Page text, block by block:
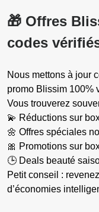
🎁 Offres
codes
Nous mettons à jour
promo Blissim 100%
Vous trouverez
💫 Réductions sur
🌼 Offres spéciales
🎀 Promotions sur
🕒 Deals beauté
Petit conseil :
d’économies